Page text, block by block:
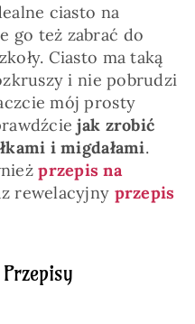
ciasto na
go też zabrać do
Ciasto ma taką
i nie pobrudzi
mój prosty
jak zrobić
i migdałami.
przepis na
rewelacyjny przepis